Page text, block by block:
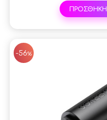
ΠΡΟΣΘΗΚΗ
-56%